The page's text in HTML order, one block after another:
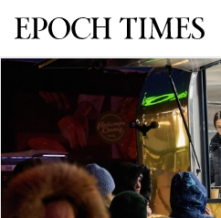
Svenska Epoch Times